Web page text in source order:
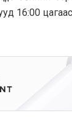
16:00